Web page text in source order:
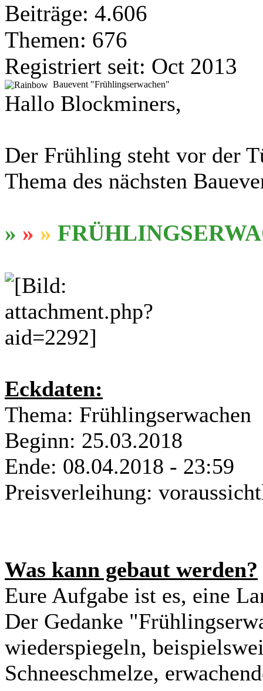
Beiträge: 4.606
Themen: 676
Registriert seit: Oct 2013
Bauevent "Frühlingserwachen"
Hallo Blockminers,
Der Frühling steht vor der
Thema des nächsten
» » »
Eckdaten:
Thema: Frühlingserwachen
Beginn: 25.03.2018
Ende: 08.04.2018 - 23:59
Preisverleihung:
Was kann gebaut werden?
Eure Aufgabe ist es, eine
Der Gedanke
wiederspiegeln,
Schneeschmelze,